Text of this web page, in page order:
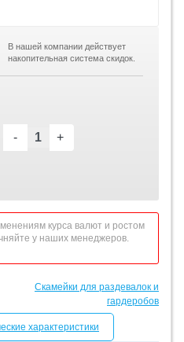
В нашей компании действует
накопительная система скидок.
- +
курса валют и ростом
у наших менеджеров.
Скамейки для раздевалок и
гардеробов
характеристики